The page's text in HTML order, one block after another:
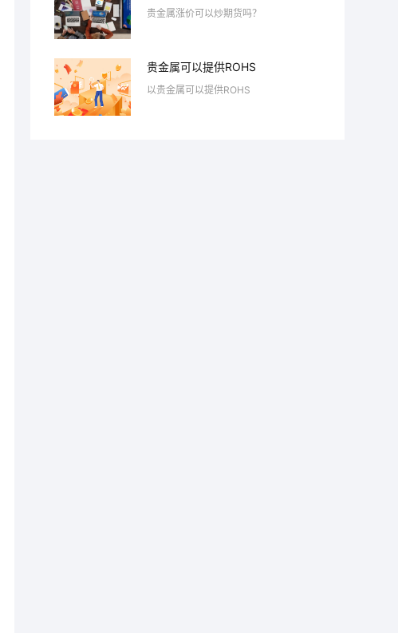
贵金属涨价可以炒期货吗？
贵金属可以提供ROHS
以贵金属可以提供ROHS